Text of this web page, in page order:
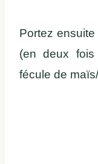
Portez
(en deux
fécule de